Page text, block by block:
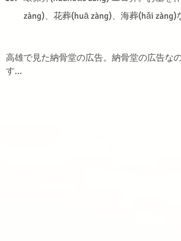
zàng)、花葬(huā zàng)、海葬(hǎi zàng)
高雄で見た納骨堂の広告。納骨堂の広告な
す...